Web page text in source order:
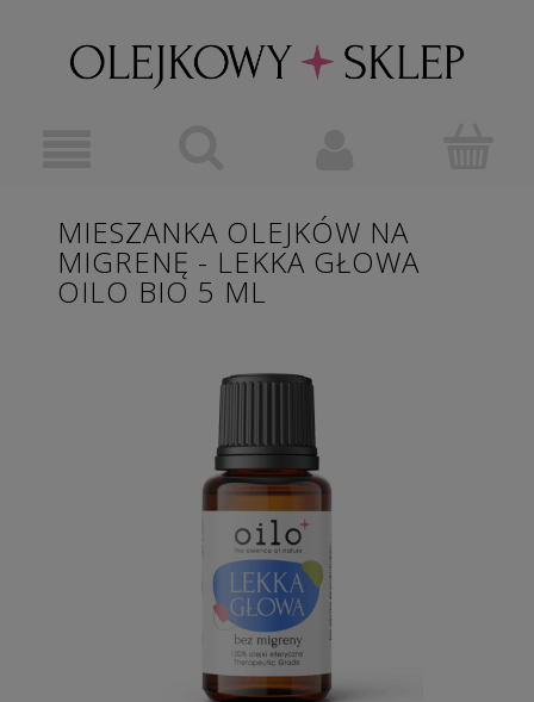
MIESZANKA OLEJKÓW NA
MIGRENĘ - LEKKA GŁOWA
OILO BIO 5 ML